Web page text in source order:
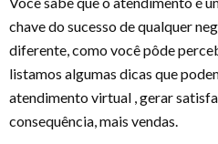
chave do sucesso de qualquer
diferente, como você pôde
listamos algumas dicas que
atendimento virtual , gerar
consequência, mais vendas.